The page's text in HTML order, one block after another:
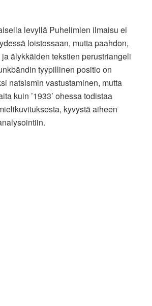
levyllä Puhelimien ilmaisu ei
loistossaan, mutta paahdon,
älykkäiden tekstien perustriangeli
tyypillinen positio on
natsismin vastustaminen, mutta
kuin ’1933’ ohessa todistaa
kyvystä aiheen